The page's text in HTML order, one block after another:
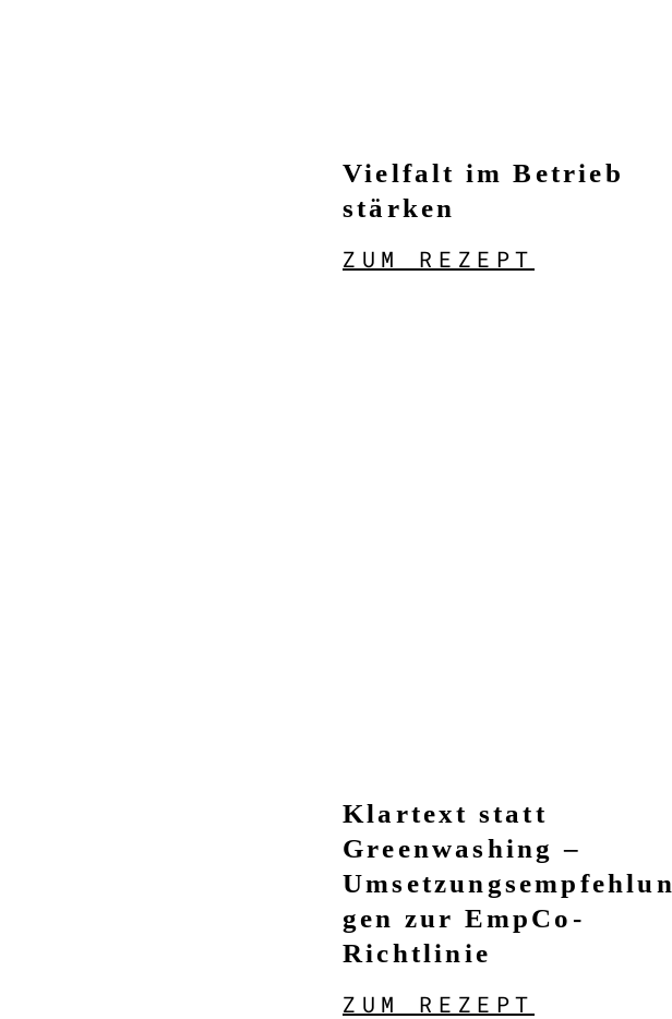
Vielfalt im Betrieb
stärken
ZUM REZEPT
Klartext statt
Greenwashing –
Umsetzungsempfehlun
gen zur EmpCo-
Richtlinie
ZUM REZEPT